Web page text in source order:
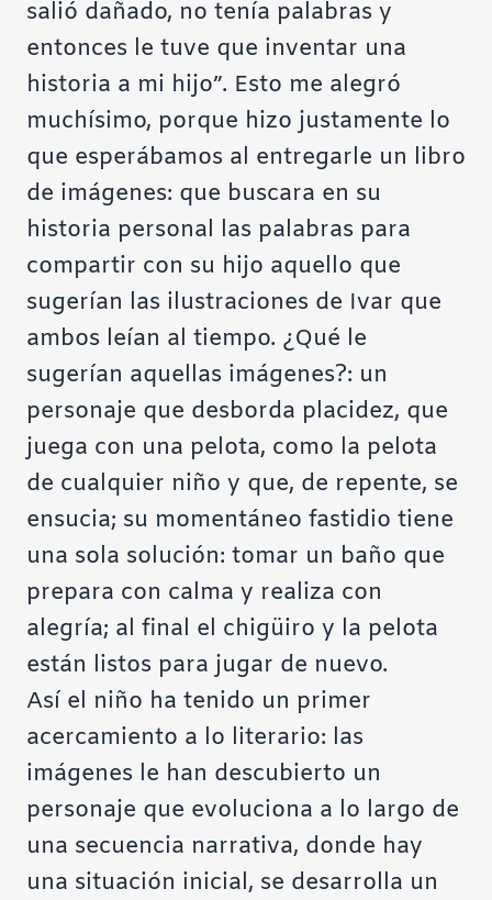
salió dañado, no tenía palabras y
entonces le tuve que inventar una
historia a mi hijo”. Esto me alegró
muchísimo, porque hizo justamente lo
que esperábamos al entregarle un libro
de imágenes: que buscara en su
historia personal las palabras para
compartir con su hijo aquello que
sugerían las ilustraciones de Ivar que
ambos leían al tiempo. ¿Qué le
sugerían aquellas imágenes?: un
personaje que desborda placidez, que
juega con una pelota, como la pelota
de cualquier niño y que, de repente, se
ensucia; su momentáneo fastidio tiene
una sola solución: tomar un baño que
prepara con calma y realiza con
alegría; al final el chigüiro y la pelota
están listos para jugar de nuevo.
Así el niño ha tenido un primer
acercamiento a lo literario: las
imágenes le han descubierto un
personaje que evoluciona a lo largo de
una secuencia narrativa, donde hay
una situación inicial, se desarrolla un